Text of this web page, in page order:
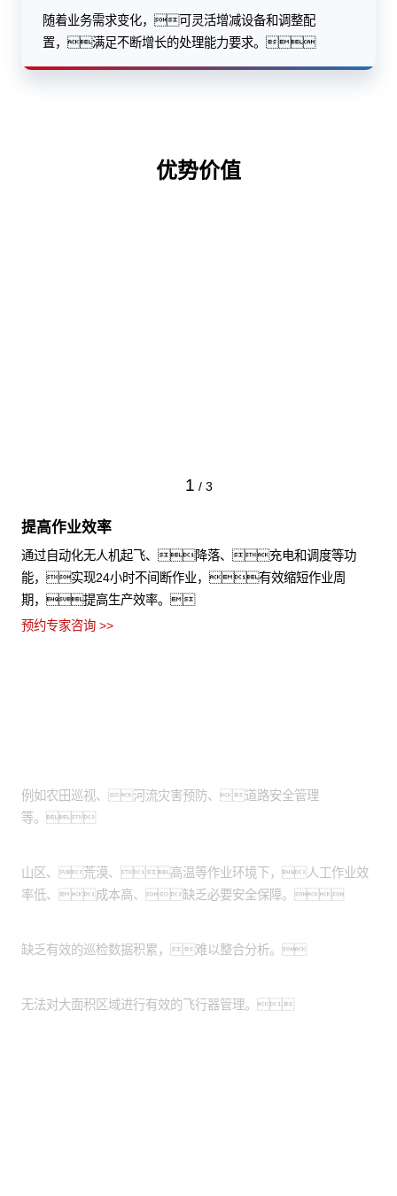
随着业务需求变化，可灵活增减设备和调整配
置，满足不断增长的处理能力要求。
优势价值
1 / 3
提高作业效率
通过自动化无人机起飞、降落、充电和调度等功
能，实现24小时不间断作业，有效缩短作业周
期，提高生产效率。
预约专家咨询 >>
例如农田巡视、河流灾害预防、道路安全管理
等。
山区、荒漠、高温等作业环境下，人工作业效
率低、成本高、缺乏必要安全保障。
缺乏有效的巡检数据积累，难以整合分析。
无法对大面积区域进行有效的飞行器管理。